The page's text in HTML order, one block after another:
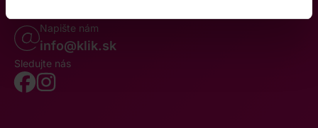
Napište nám
info@klik.sk
Sledujte nás